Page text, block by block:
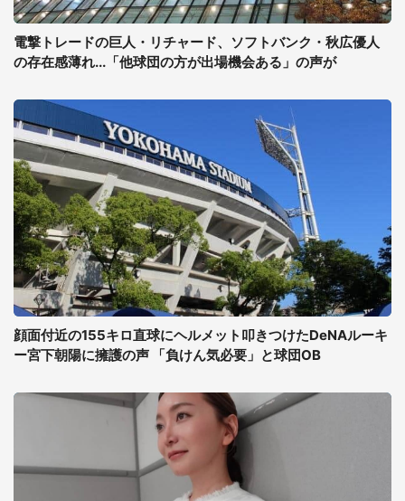
電撃トレードの巨人・リチャード、ソフトバンク・秋広優人
の存在感薄れ...「他球団の方が出場機会ある」の声が
顔面付近の155キロ直球にヘルメット叩きつけたDeNAルーキ
ー宮下朝陽に擁護の声 「負けん気必要」と球団OB